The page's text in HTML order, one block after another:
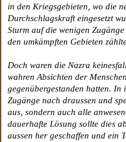
in den Kriegsgebieten, wo die
Durchschlagskraft eingesetzt
Sturm auf die wenigen
den umkämpften Gebieten
Doch waren die Nazra
wahren Absichten der
gegenübergestanden hatten. In
Zugänge nach draussen und
aus, sondern auch alle
dauerhafte Lösung sollte dies
aussen her geschaffen und ein